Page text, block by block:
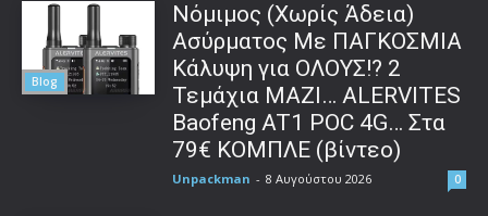
Blog
Νόμιμος (Χωρίς Άδεια)
Ασύρματος Με ΠΑΓΚΟΣΜΙΑ
Κάλυψη για ΟΛΟΥΣ!? 2
Τεμάχια ΜΑΖΙ… ALERVITES
Baofeng AT1 POC 4G… Στα
79€ ΚΟΜΠΛΕ (βίντεο)
Unpackman - 8 Αυγούστου 2026 0